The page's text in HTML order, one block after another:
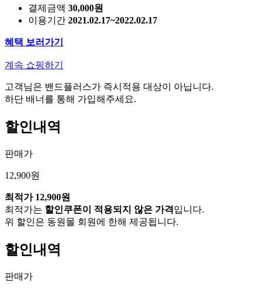
결제금액 30,000원
이용기간 2021.02.17~2022.02.17
혜택 보러가기
계속 쇼핑하기
고객님은 밴드플러스가 즉시적용 대상이 아닙니다.
하단 배너를 통해 가입해주세요.
할인내역
판매가
12,900원
최적가 12,900원
최적가는 할인쿠폰이 적용되지 않은 가격입니다.
위 할인은 동원몰 회원에 한해 제공됩니다.
할인내역
판매가